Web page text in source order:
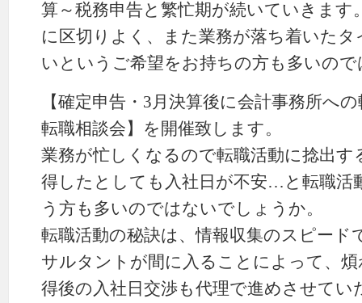
算～税務申告と繁忙期が続いていきます
に区切りよく、また業務が落ち着いた
いというご希望をお持ちの方も多いの
【確定申告・3月決算後に会計事務所へ
転職相談会】を開催致します。
業務が忙しくなるので転職活動に捻出す
得したとしても入社日が不安…と転職活
う方も多いのではないでしょうか。
転職活動の秘訣は、情報収集のスピード
サルタントが間に入ることによって、
得後の入社日交渉も代理で進めさせてい